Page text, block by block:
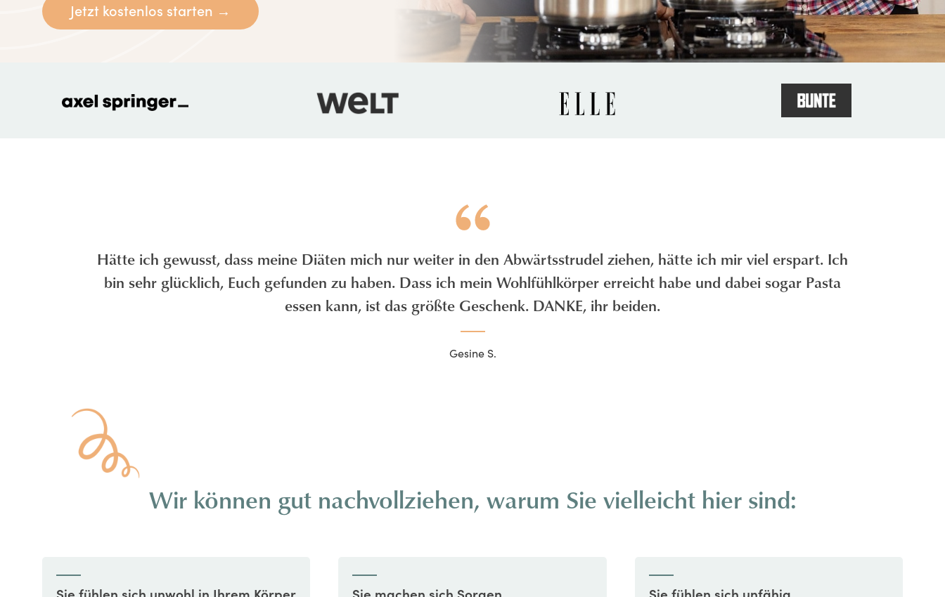
Jetzt kostenlos starten →
Hätte ich gewusst, dass meine Diäten mich nur weiter in den Abwärtsstrudel ziehen, hätte ich mir viel erspart. Ich
bin sehr glücklich, Euch gefunden zu haben. Dass ich mein Wohlfühlkörper erreicht habe und dabei sogar Pasta
essen kann, ist das größte Geschenk. DANKE, ihr beiden.
Gesine S.
Wir können gut nachvollziehen, warum Sie vielleicht hier sind: